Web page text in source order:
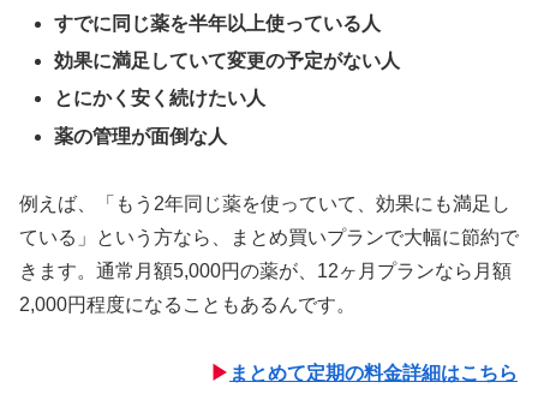
すでに同じ薬を半年以上使っている人
効果に満足していて変更の予定がない人
とにかく安く続けたい人
薬の管理が面倒な人
例えば、「もう2年同じ薬を使っていて、効果にも満足し
ている」という方なら、まとめ買いプランで大幅に節約で
きます。通常月額5,000円の薬が、12ヶ月プランなら月額
2,000円程度になることもあるんです。
▶ まとめて定期の料金詳細はこちら